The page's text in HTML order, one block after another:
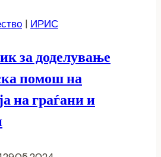
| ИРИС
за доделување
помош на
на граѓани и